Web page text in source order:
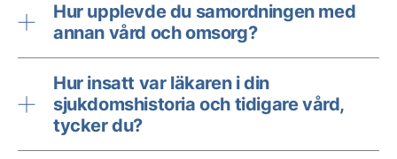
Hur upplevde du samordningen med
annan vård och omsorg?
Hur insatt var läkaren i din
sjukdomshistoria och tidigare vård,
tycker du?